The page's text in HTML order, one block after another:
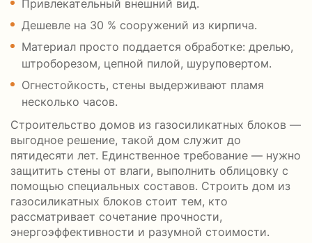
Привлекательный внешний вид.
Дешевле на 30 % сооружений из кирпича.
Материал просто поддается обработке: дрелью,
штроборезом, цепной пилой, шуруповертом.
Огнестойкость, стены выдерживают пламя
несколько часов.
Строительство домов из газосиликатных блоков —
выгодное решение, такой дом служит до
пятидесяти лет. Единственное требование — нужно
защитить стены от влаги, выполнить облицовку с
помощью специальных составов. Строить дом из
газосиликатных блоков стоит тем, кто
рассматривает сочетание прочности,
энергоэффективности и разумной стоимости.